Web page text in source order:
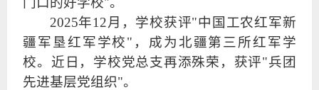
2025年12月，学校获评"中国工农红军新
疆军垦红军学校"，成为北疆第三所红军学
校。近日，学校党总支再添殊荣，获评"兵团
先进基层党组织"。